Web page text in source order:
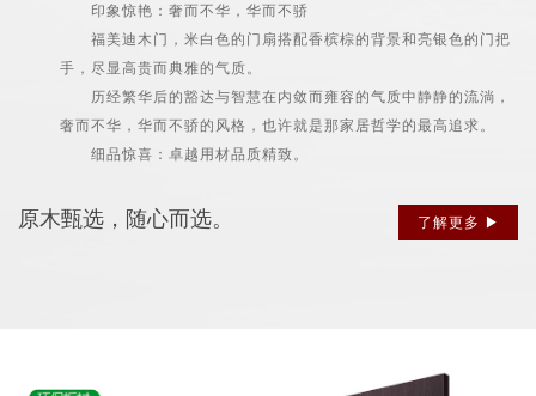
印象惊艳：奢而不华，华而不骄
福美迪木门，米白色的门扇搭配香槟棕的背景和亮银色的门把
手，尽显高贵而典雅的气质。
历经繁华后的豁达与智慧在内敛而雍容的气质中静静的流淌，
奢而不华，华而不骄的风格，也许就是那家居哲学的最高追求。
细品惊喜：卓越用材品质精致。
了解更多 ▶
原木甄选，随心而选。